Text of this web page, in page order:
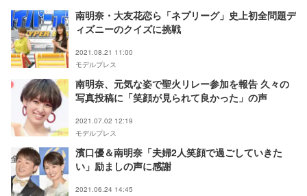
南明奈・大友花恋ら「ネプリーグ」史上初全問題デ
ィズニーのクイズに挑戦
2021.08.21 11:00
モデルプレス
南明奈、元気な姿で聖火リレー参加を報告 久々の
写真投稿に「笑顔が見られて良かった」の声
2021.07.02 12:19
モデルプレス
濱口優＆南明奈「夫婦2人笑顔で過ごしていきた
い」励ましの声に感謝
2021.06.24 14:45